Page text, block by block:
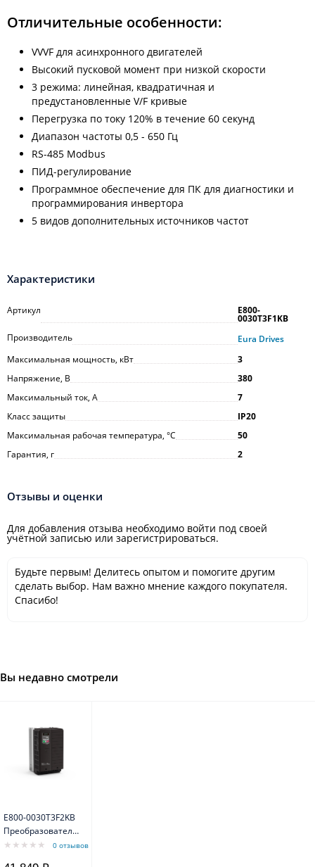
Отличительные особенности:
VVVF для асинхронного двигателей
Высокий пусковой момент при низкой скорости
3 режима: линейная, квадратичная и
предустановленные V/F кривые
Перегрузка по току 120% в течение 60 секунд
Диапазон частоты 0,5 - 650 Гц
RS-485 Modbus
ПИД-регулирование
Программное обеспечение для ПК для диагностики и
программирования инвертора
5 видов дополнительных источников частот
Характеристики
Артикул E800-
0030T3F1KB
Производитель
Eura Drives
Максимальная мощность, кВт
3
Напряжение, В
380
Максимальный ток, А
7
Класс защиты
IP20
Максимальная рабочая температура, °С
50
Гарантия, г
2
Отзывы и оценки
Для добавления отзыва необходимо войти под своей
учётной записью или зарегистрироваться.
Будьте первым! Делитесь опытом и помогите другим
сделать выбор. Нам важно мнение каждого покупателя.
Спасибо!
Вы недавно смотрели
E800-0030T3F2KB
Преобразователь
3,0 kW 380V 7A0 отзывов